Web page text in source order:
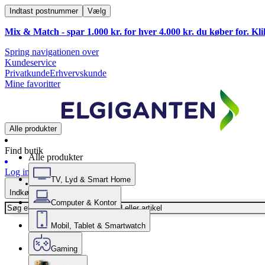
Indtast postnummer Vælg
Mix & Match - spar 1.000 kr. for hver 4.000 kr. du køber for.
Spring navigationen over
Kundeservice
PrivatkundeErhvervskunde
Mine favoritter
Alle produkter
Find butik
Log ind
Indkøbskurv
Alle produkter
TV, Lyd & Smart Home
Computer & Kontor
Mobil, Tablet & Smartwatch
Gaming